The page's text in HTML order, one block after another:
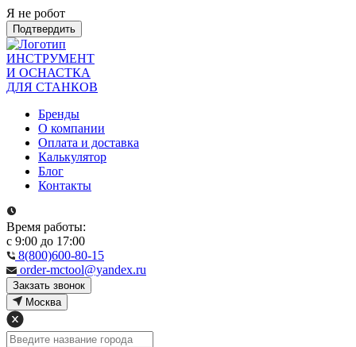
Я не робот
Подтвердить
ИНСТРУМЕНТ
И ОСНАСТКА
ДЛЯ СТАНКОВ
Бренды
О компании
Оплата и доставка
Калькулятор
Блог
Контакты
Время работы:
с 9:00 до 17:00
8(800)600-80-15
order-mctool@yandex.ru
Закзать звонок
Москва